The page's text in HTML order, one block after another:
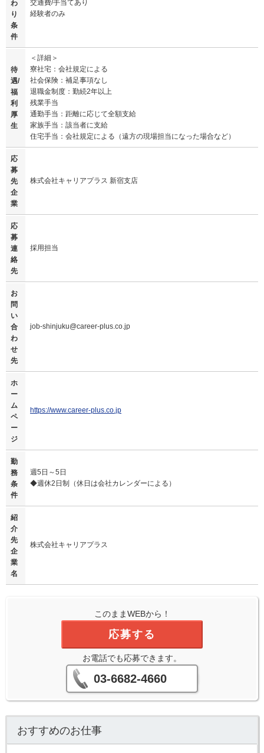
わ
り
条
件
交通費/手当てあり
経験者のみ
待
遇/
福
利
厚
生
＜詳細＞
寮社宅：会社規定による
社会保険：補足事項なし
退職金制度：勤続2年以上
残業手当
通勤手当：距離に応じて全額支給
家族手当：該当者に支給
住宅手当：会社規定による（遠方の現場担当になった場合など）
応
募
先
企
業
株式会社キャリアプラス 新宿支店
応
募
連
絡
先
採用担当
お
問
い
合
わ
せ
先
job-shinjuku@career-plus.co.jp
ホ
ー
ム
ペ
ー
ジ
https://www.career-plus.co.jp
勤
務
条
件
週5日～5日
◆週休2日制（休日は会社カレンダーによる）
紹
介
先
企
業
名
株式会社キャリアプラス
このままWEBから！
応募する
お電話でも応募できます。
03-6682-4660
おすすめのお仕事